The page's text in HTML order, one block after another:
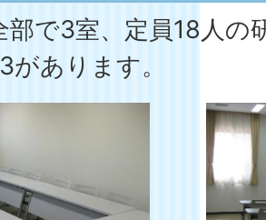
部で3室、定員18人の
があります。